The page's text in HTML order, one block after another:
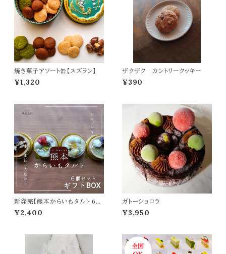
焼き菓子アソート缶【スズラン】
¥1,320
ザクザク カントリークッキー
¥390
新発売【熊本からいもタルト 6個
入りギフトBOX】贈り物に最適！
（熨斗のサービス有）
¥2,400
ガトーショコラ
¥3,950